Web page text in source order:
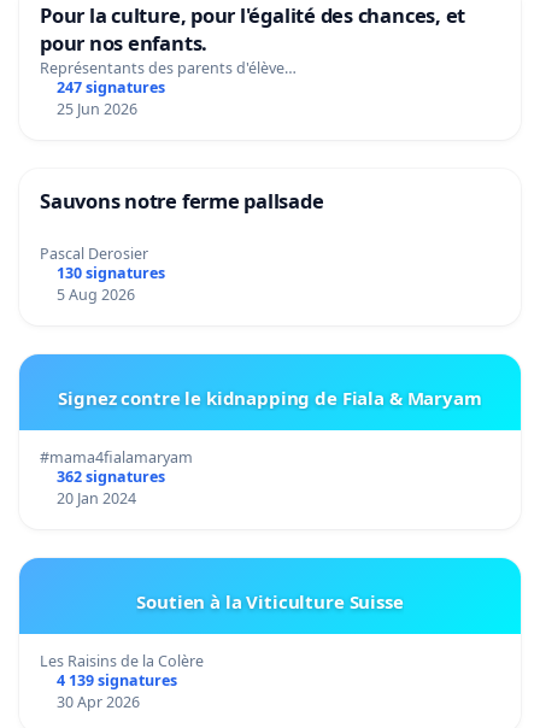
Pour la culture, pour l'égalité des chances, et
pour nos enfants.
Représentants des parents d'élève…
247 signatures
25 Jun 2026
Sauvons notre ferme pallsade
Pascal Derosier
130 signatures
5 Aug 2026
Signez contre le kidnapping de Fiala & Maryam
#mama4fialamaryam
362 signatures
20 Jan 2024
Soutien à la Viticulture Suisse
Les Raisins de la Colère
4 139 signatures
30 Apr 2026